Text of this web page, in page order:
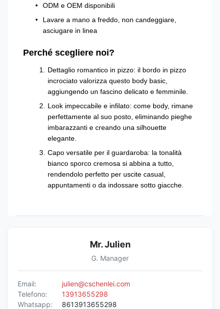
ODM e OEM disponibili
Lavare a mano a freddo, non candeggiare,
asciugare in linea
Perché scegliere noi?
Dettaglio romantico in pizzo: il bordo in pizzo
incrociato valorizza questo body basic,
aggiungendo un fascino delicato e femminile.
Look impeccabile e infilato: come body, rimane
perfettamente al suo posto, eliminando pieghe
imbarazzanti e creando una silhouette
elegante.
Capo versatile per il guardaroba: la tonalità
bianco sporco cremosa si abbina a tutto,
rendendolo perfetto per uscite casual,
appuntamenti o da indossare sotto giacche.
Mr. Julien
G. Manager
Email:
julien@cschenlei.com
Telefono:
13913655298
Whatsapp:
8613913655298